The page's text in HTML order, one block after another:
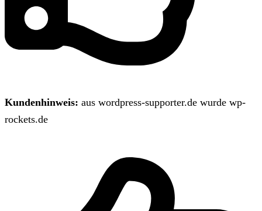
Kundenhinweis: aus wordpress-supporter.de wurde wp-
rockets.de